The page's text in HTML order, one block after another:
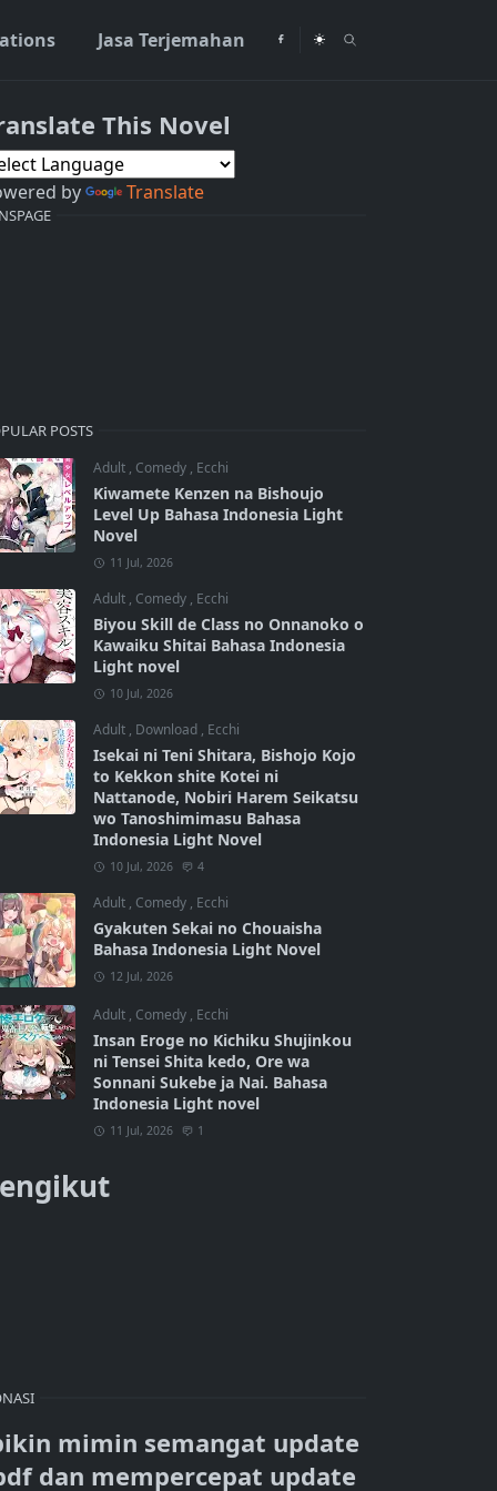
Jasa Terjemahan
This Novel
by Translate
POSTS
Adult , Comedy , Ecchi
Kiwamete Kenzen na Bishoujo
Level Up Bahasa Indonesia Light
Novel
11 Jul, 2026
Adult , Comedy , Ecchi
Biyou Skill de Class no Onnanoko o
Kawaiku Shitai Bahasa Indonesia
Light novel
10 Jul, 2026
Adult , Download , Ecchi
Isekai ni Teni Shitara, Bishojo Kojo
to Kekkon shite Kotei ni
Nattanode, Nobiri Harem Seikatsu
wo Tanoshimimasu Bahasa
Indonesia Light Novel
10 Jul, 2026 4
Adult , Comedy , Ecchi
Gyakuten Sekai no Chouaisha
Bahasa Indonesia Light Novel
12 Jul, 2026
Adult , Comedy , Ecchi
Insan Eroge no Kichiku Shujinkou
ni Tensei Shita kedo, Ore wa
Sonnani Sukebe ja Nai. Bahasa
Indonesia Light novel
11 Jul, 2026 1
mimin semangat update
dan mempercepat update